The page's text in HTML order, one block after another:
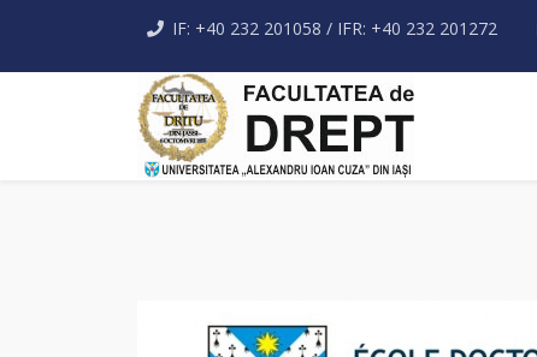
IF: +40 232 201058 / IFR: +40 232 201272